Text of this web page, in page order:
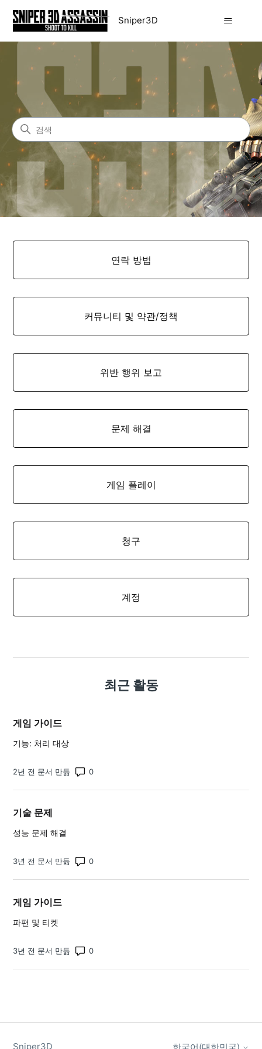
Sniper3D
Sniper3D
검색
연락 방법
커뮤니티 및 약관/정책
위반 행위 보고
문제 해결
게임 플레이
청구
계정
최근 활동
게임 가이드
기능: 처리 대상
2년 전 문서 만듦 댓글 수: 0
기술 문제
성능 문제 해결
3년 전 문서 만듦 댓글 수: 0
게임 가이드
파편 및 티켓
3년 전 문서 만듦 댓글 수: 0
Sniper3D